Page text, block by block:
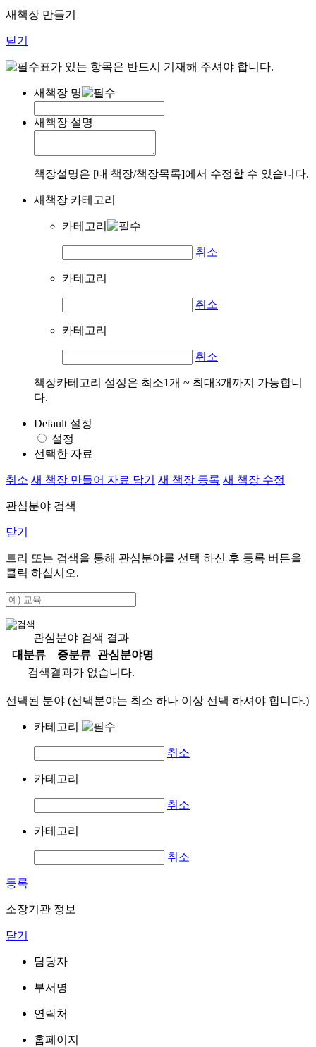
새책장 만들기
닫기
표가 있는 항목은 반드시 기재해 주셔야 합니다.
새책장 명
새책장 설명
책장설명은 [내 책장/책장목록]에서 수정할 수 있습니다.
새책장 카테고리
카테고리
취소
카테고리
취소
카테고리
취소
책장카테고리 설정은 최소1개 ~ 최대3개까지 가능합니
다.
Default 설정
설정
선택한 자료
취소 새 책장 만들어 자료 담기 새 책장 등록 새 책장 수정
관심분야 검색
닫기
트리 또는 검색을 통해 관심분야를 선택 하신 후 등록 버튼을
클릭 하십시오.
관심분야 검색 결과
대분류
중분류
관심분야명
검색결과가 없습니다.
선택된 분야 (선택분야는 최소 하나 이상 선택 하셔야 합니다.)
카테고리
취소
카테고리
취소
카테고리
취소
등록
소장기관 정보
닫기
담당자
부서명
연락처
홈페이지